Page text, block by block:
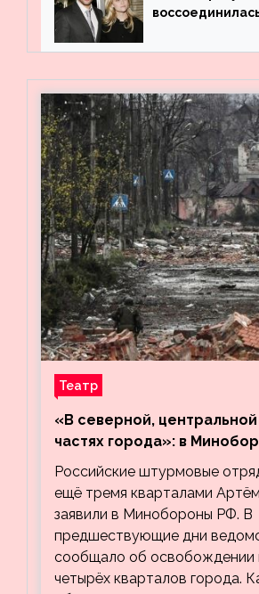
Театр
«В северной,
частях города»: в
заявили об освобождении
кварталов Артёмовска
Российские штурмовые
ещё тремя кварталами
заявили в Минобороны РФ. В
предшествующие дни
сообщало об освобождении
четырёх кварталов города.